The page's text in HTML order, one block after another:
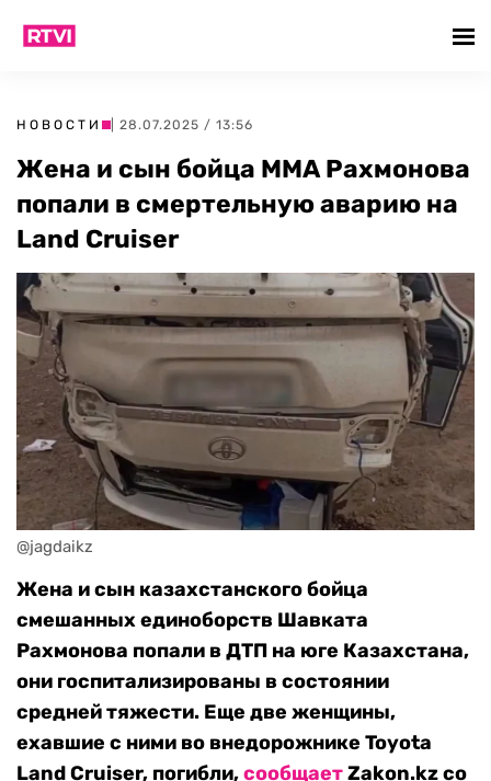
НОВОСТИ | 28.07.2025 / 13:56
Жена и сын бойца ММА Рахмонова
попали в смертельную аварию на
Land Cruiser
@jagdaikz
Жена и сын казахстанского бойца
смешанных единоборств Шавката
Рахмонова попали в ДТП на юге Казахстана,
они госпитализированы в состоянии
средней тяжести. Еще две женщины,
ехавшие с ними во внедорожнике Toyota
Land Cruiser, погибли,сообщаетZakon.kz со